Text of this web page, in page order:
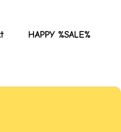
HAPPY %SALE%